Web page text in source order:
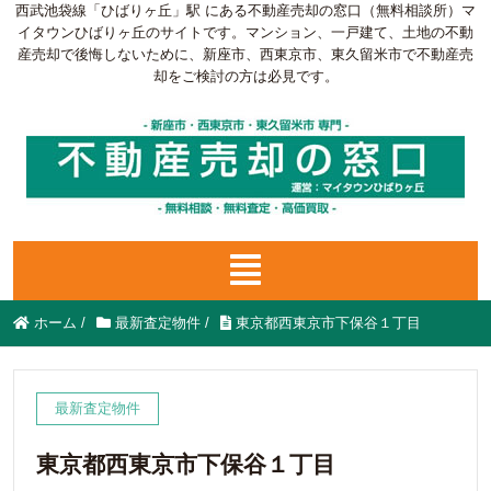
西武池袋線「ひばりヶ丘」駅 にある不動産売却の窓口（無料相談所）マ
イタウンひばりヶ丘のサイトです。マンション、一戸建て、土地の不動
産売却で後悔しないために、新座市、西東京市、東久留米市で不動産売
却をご検討の方は必見です。
ホーム / 最新査定物件 / 東京都西東京市下保谷１丁目
最新査定物件
東京都西東京市下保谷１丁目